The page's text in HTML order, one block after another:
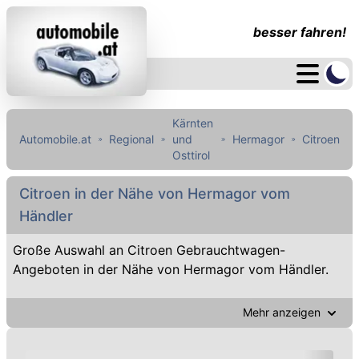
besser fahren!
Automobile.at Regional
Kärnten
und
Osttirol
Hermagor Citroen
Citroen in der Nähe von Hermagor vom
Händler
Große Auswahl an Citroen Gebrauchtwagen-
Angeboten in der Nähe von Hermagor vom Händler.
Mehr anzeigen